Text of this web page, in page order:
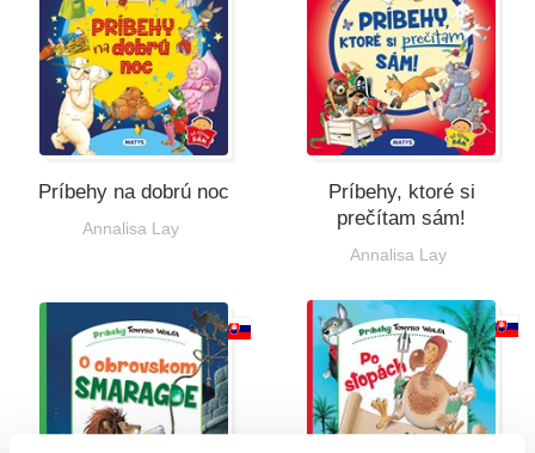
Príbehy na dobrú noc
Annalisa Lay
Príbehy, ktoré si
prečítam sám!
Annalisa Lay